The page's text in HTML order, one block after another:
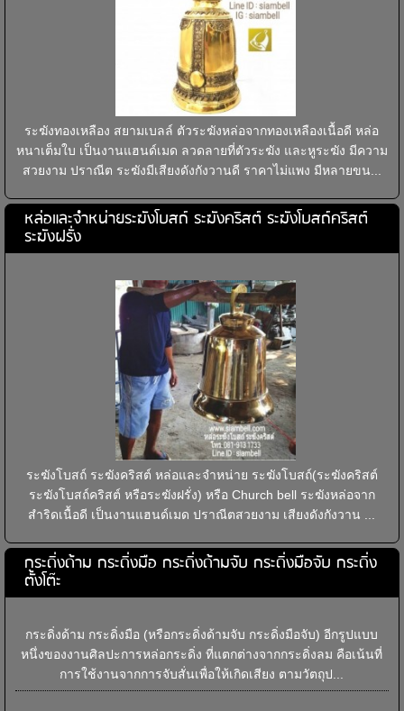
ระฆังทองเหลือง สยามเบลล์ ตัวระฆังหล่อจากทองเหลืองเนื้อดี หล่อ
หนาเต็มใบ เป็นงานแฮนด์เมด ลวดลายที่ตัวระฆัง และหูระฆัง มีความ
สวยงาม ปราณีต ระฆังมีเสียงดังกังวานดี ราคาไม่แพง มีหลายขน...
หล่อและจำหน่ายระฆังโบสถ์ ระฆังคริสต์ ระฆังโบสถ์คริสต์
ระฆังฝรั่ง
ระฆังโบสถ์ ระฆังคริสต์ หล่อและจำหน่าย ระฆังโบสถ์(ระฆังคริสต์
ระฆังโบสถ์คริสต์ หรือระฆังฝรั่ง) หรือ Church bell ระฆังหล่อจาก
สำริดเนื้อดี เป็นงานแฮนด์เมด ปราณีตสวยงาม เสียงดังกังวาน ...
กระดิ่งด้าม กระดิ่งมือ กระดิ่งด้ามจับ กระดิ่งมือจับ กระดิ่ง
ตั้งโต๊ะ
กระดิ่งด้าม กระดิ่งมือ (หรือกระดิ่งด้ามจับ กระดิ่งมือจับ) อีกรูปแบบ
หนึ่งของงานศิลปะการหล่อกระดิ่ง ที่แตกต่างจากกระดิ่งลม คือเน้นที่
การใช้งานจากการจับสั่นเพื่อให้เกิดเสียง ตามวัตถุป...